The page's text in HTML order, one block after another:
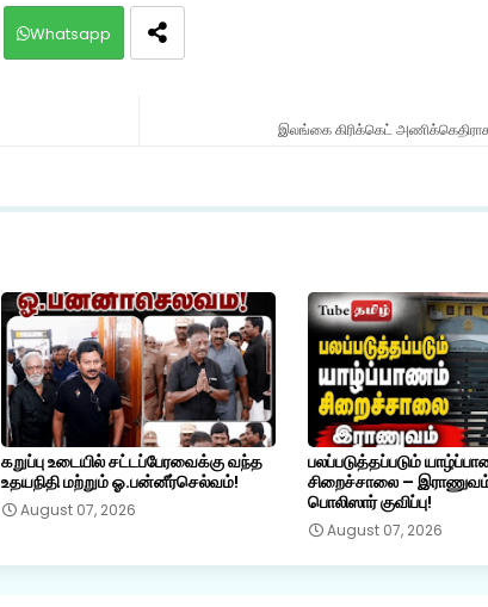
Whatsapp
இலங்கை கிரிக்கெட்
கறுப்பு உடையில் சட்டப்பேரவைக்கு வந்த
உதயநிதி மற்றும் ஓ.பன்னீர்செல்வம்!
August 07, 2026
பலப்படுத்தப்படும்
சிறைச்சாலை –
பொலிஸார் குவிப்பு!
August 07, 2026